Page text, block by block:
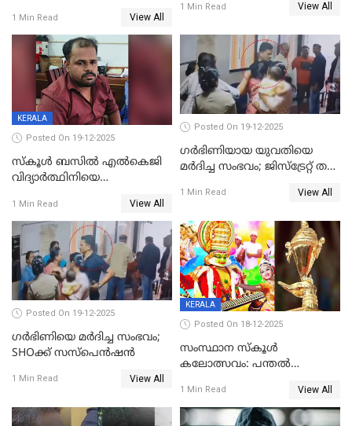
ക്രൂരകൊലപാതകത്തില്‍
സഹോദരിപുത്രന് ജീവപര്യന്തം
1 Min Read View All
നാൽപ്പതിലേറെ
റിപ്പോർട്ട്
1 Min Read View All
KERALA
Posted On 19-12-2025
സ്കൂൾ ബസിൽ എൽകെജി
വിദ്യാര്‍ത്ഥിനിയെ
ക്ലീനര്‍ പിടിയിൽ
1 Min Read View All
Posted On 19-12-2025
ഗര്‍ഭിണിയായ യുവതിയെ
മര്‍ദിച്ച സംഭവം; ജിസ്‌ട്രേറ്റ് തല
യുവതി
1 Min Read View All
Posted On 19-12-2025
ഗര്‍ഭിണിയെ മർദിച്ച സംഭവം;
SHOക്ക് സസ്പെൻഷൻ
1 Min Read View All
KERALA
Posted On 18-12-2025
സംസ്ഥാന സ്കൂൾ
കലോത്സവം: പന്തൽ
1 Min Read View All